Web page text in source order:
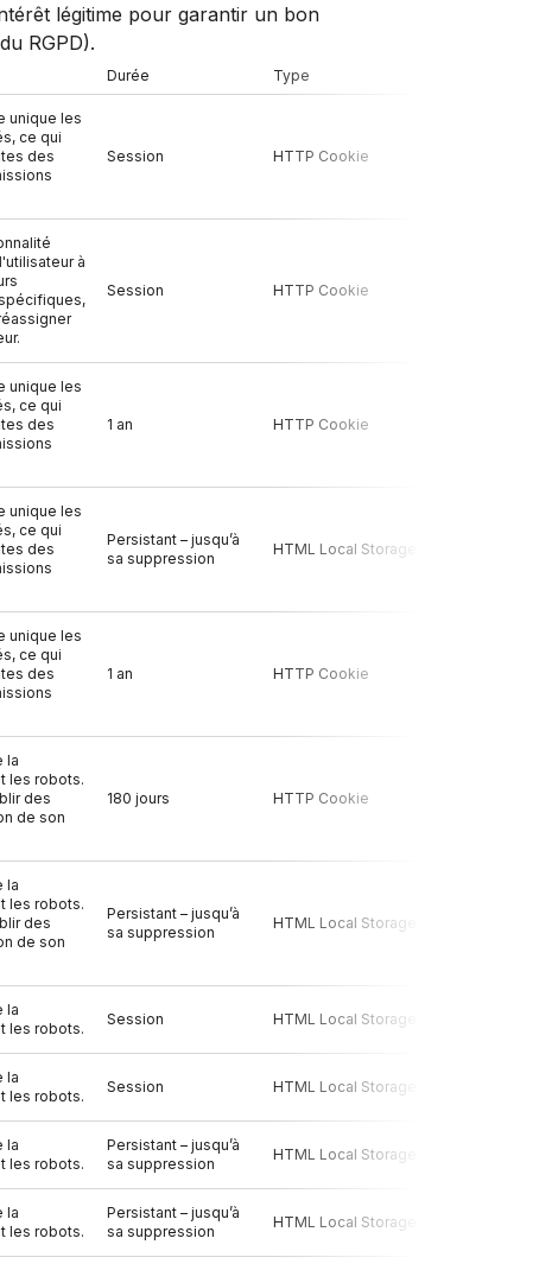
légitime pour garantir un bon
RGPD).
Durée Type
unique les
ce qui
des
Session HTTP Cookie
à
Session HTTP Cookie
unique les
ce qui
des
1 an HTTP Cookie
unique les
ce qui
des
Persistant – jusqu’à
sa suppression
HTML Local Storage
unique les
ce qui
des
1 an HTTP Cookie
la
les robots.
des
de son
180 jours HTTP Cookie
la
les robots.
des
de son
Persistant – jusqu’à
sa suppression
HTML Local Storage
la
les robots.
Session HTML Local Storage
la
les robots.
Session HTML Local Storage
la
les robots.
Persistant – jusqu’à
sa suppression
HTML Local Storage
la
les robots.
Persistant – jusqu’à
sa suppression
HTML Local Storage